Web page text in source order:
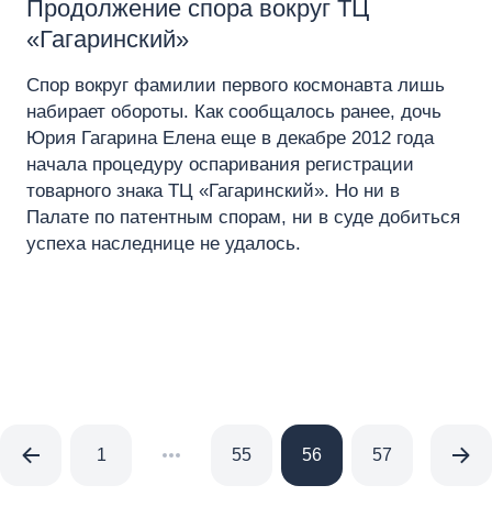
Продолжение спора вокруг ТЦ
«Гагаринский»
Спор вокруг фамилии первого космонавта лишь
набирает обороты. Как сообщалось ранее, дочь
Юрия Гагарина Елена еще в декабре 2012 года
начала процедуру оспаривания регистрации
товарного знака ТЦ «Гагаринский». Но ни в
Палате по патентным спорам, ни в суде добиться
успеха наследнице не удалось.
1 55 56 57 58